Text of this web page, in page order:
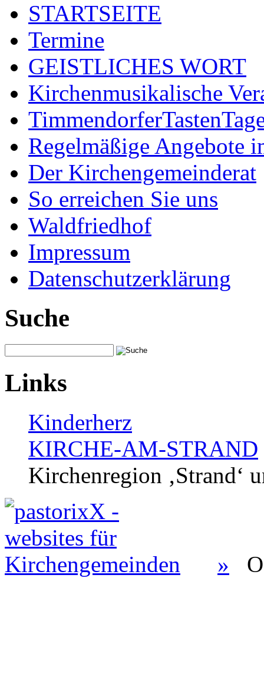
STARTSEITE
Termine
GEISTLICHES WORT
Kirchenmusikalische
Regelmäßige Angebote
Der Kirchengemeinderat
So erreichen Sie uns
Waldfriedhof
Impressum
Datenschutzerklärung
Suche
Links
Kinderherz
KIRCHE-AM-STRAND
Kirchenregion ‚Strand‘
»